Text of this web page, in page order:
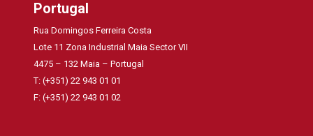
Portugal
Rua Domingos Ferreira Costa
Lote 11 Zona Industrial Maia Sector VII
4475 – 132 Maia – Portugal
T: (+351) 22 943 01 01
F: (+351) 22 943 01 02